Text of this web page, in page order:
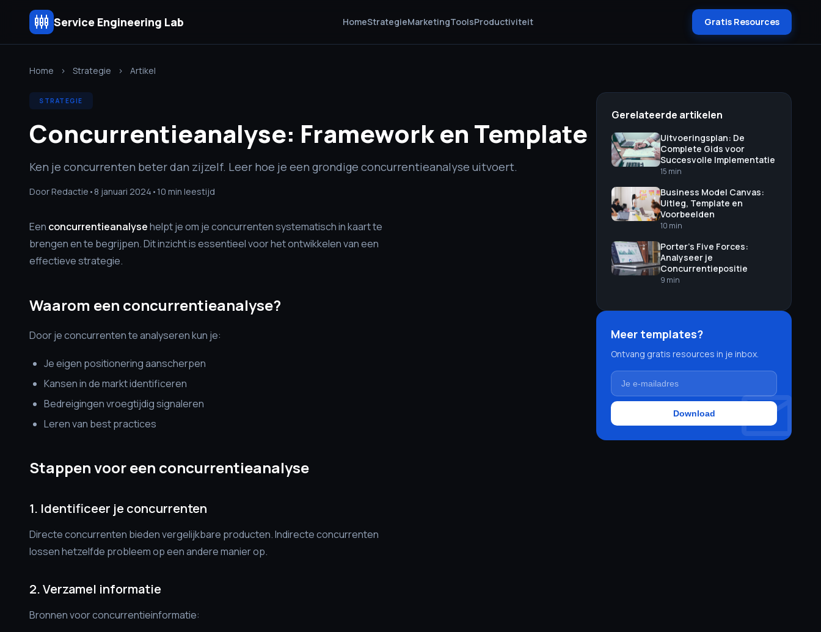
settings_input_component Service Engineering Lab HomeStrategieMarketingToolsProductiviteit Gratis Resources
Home › Strategie › Artikel
STRATEGIE
Concurrentieanalyse: Framework en Template
Ken je concurrenten beter dan zijzelf. Leer hoe je een grondige concurrentieanalyse uitvoert.
Door Redactie • 8 januari 2024 • 10 min leestijd
Een concurrentieanalysehelpt je om je concurrenten systematisch in kaart te
brengen en te begrijpen. Dit inzicht is essentieel voor het ontwikkelen van een
effectieve strategie.
Waarom een concurrentieanalyse?
Door je concurrenten te analyseren kun je:
Je eigen positionering aanscherpen
Kansen in de markt identificeren
Bedreigingen vroegtijdig signaleren
Leren van best practices
Stappen voor een concurrentieanalyse
1. Identificeer je concurrenten
Directe concurrenten bieden vergelijkbare producten. Indirecte concurrenten
lossen hetzelfde probleem op een andere manier op.
2. Verzamel informatie
Bronnen voor concurrentieinformatie:
Gerelateerde artikelen
Uitvoeringsplan: De
Complete Gids voor
Succesvolle Implementatie
15 min
Business Model Canvas:
Uitleg, Template en
Voorbeelden
10 min
Porter's Five Forces:
Analyseer je
Concurrentiepositie
9 min
mail
Meer templates?
Ontvang gratis resources in je inbox.
Download